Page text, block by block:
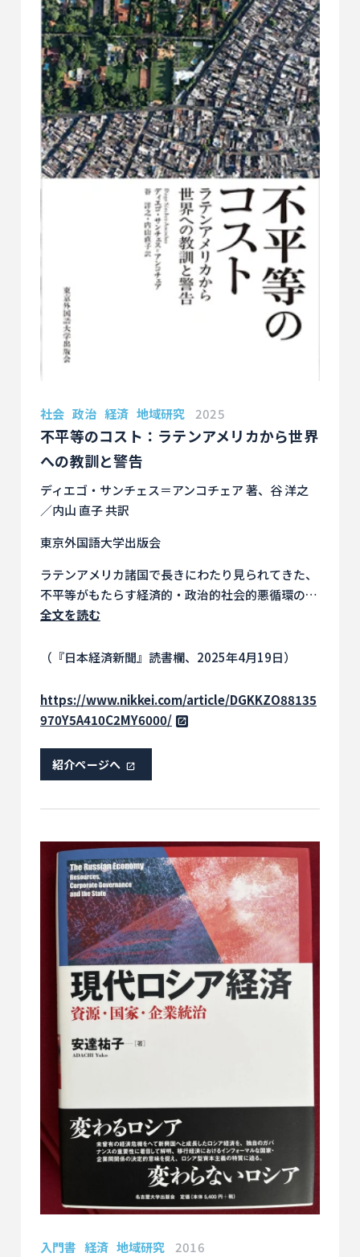
社会 政治 経済 地域研究 2025
不平等のコスト：ラテンアメリカから世界
への教訓と警告
ディエゴ・サンチェス＝アンコチェア 著、谷 洋之
／内山 直子 共訳
東京外国語大学出版会
ラテンアメリカ諸国で長きにわたり見られてきた、
不平等がもたらす経済的・政治的社会的悪循環の要
因を豊富な事例研究に基づき解明するとともに、そ
です。多くの訳注を付けるなど、読みやすさを意識
全文を読む
（『日本経済新聞』読書欄、2025年4月19日）
https://www.nikkei.com/article/DGKKZO88135
970Y5A410C2MY6000/
紹介ページへ
入門書 経済 地域研究 2016